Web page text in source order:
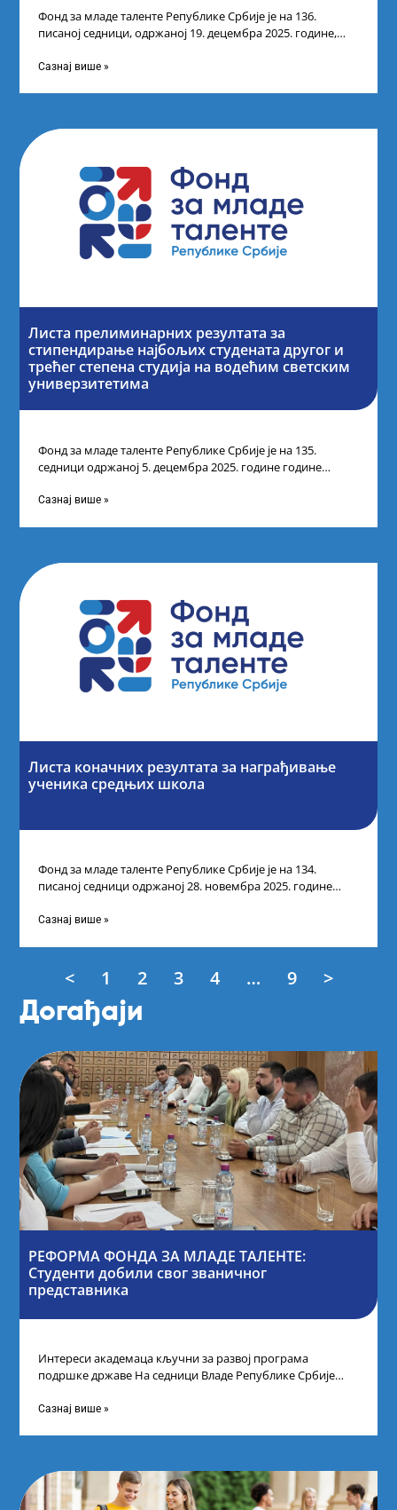
Фонд за младе таленте Републике Србије је на 136.
писаној седници, одржаној 19. децембра 2025. године,
Сазнај више »
Листа прелиминарних резултата за
стипендирање најбољих студената другог и
трећег степена студија на водећим светским
универзитетима
Фонд за младе таленте Републике Србије је на 135.
седници одржаној 5. децембра 2025. године године
Сазнај више »
Листа коначних резултата за награђивање
ученика средњих школа
Фонд за младе таленте Републике Србије је на 134.
писаној седници одржаној 28. новембра 2025. године
Сазнај више »
< 1 2 3 4 … 9 >
Догађаји
РЕФОРМА ФОНДА ЗА МЛАДЕ ТАЛЕНТЕ:
Студенти добили свог званичног
представника
Интереси академаца кључни за развој програма
подршке државе На седници Владе Републике Србије
Сазнај више »